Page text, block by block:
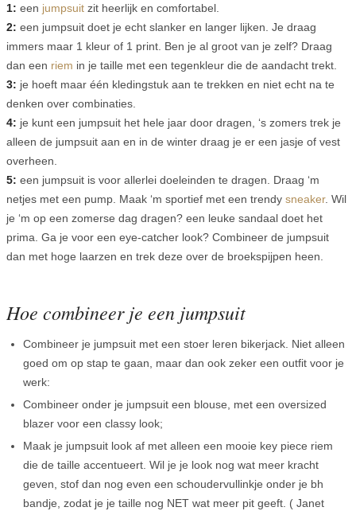
1: een jumpsuit zit heerlijk en comfortabel.
2: een jumpsuit doet je echt slanker en langer lijken. Je draag
immers maar 1 kleur of 1 print. Ben je al groot van je zelf? Draag
dan een riem in je taille met een tegenkleur die de aandacht trekt.
3: je hoeft maar één kledingstuk aan te trekken en niet echt na te
denken over combinaties.
4: je kunt een jumpsuit het hele jaar door dragen, ‘s zomers trek je
alleen de jumpsuit aan en in de winter draag je er een jasje of vest
overheen.
5: een jumpsuit is voor allerlei doeleinden te dragen. Draag ‘m
netjes met een pump. Maak ‘m sportief met een trendy sneaker. Wil
je ‘m op een zomerse dag dragen? een leuke sandaal doet het
prima. Ga je voor een eye-catcher look? Combineer de jumpsuit
dan met hoge laarzen en trek deze over de broekspijpen heen.
Hoe combineer je een jumpsuit
Combineer je jumpsuit met een stoer leren bikerjack. Niet alleen
goed om op stap te gaan, maar dan ook zeker een outfit voor je
werk:
Combineer onder je jumpsuit een blouse, met een oversized
blazer voor een classy look;
Maak je jumpsuit look af met alleen een mooie key piece riem
die de taille accentueert. Wil je je look nog wat meer kracht
geven, stof dan nog even een schoudervullinkje onder je bh
bandje, zodat je je taille nog NET wat meer pit geeft. ( Janet